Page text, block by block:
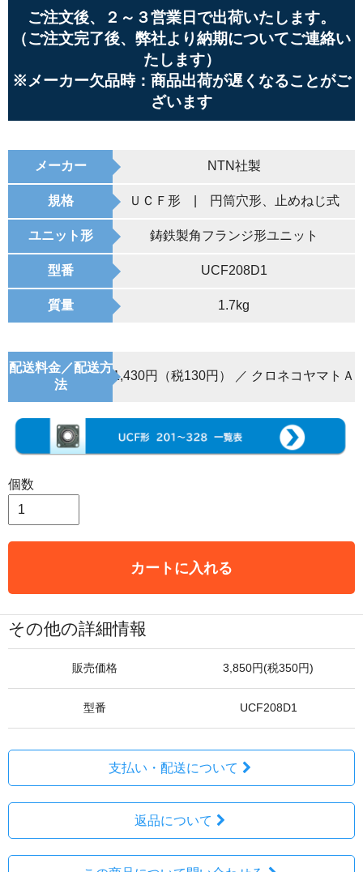
ご注文後、２～３営業日で出荷いたします。
（ご注文完了後、弊社より納期についてご連絡い
たします）
※メーカー欠品時：商品出荷が遅くなることがご
ざいます
メーカー NTN社製
規格 ＵＣＦ形 | 円筒穴形、止めねじ式
ユニット形 鋳鉄製角フランジ形ユニット
型番 UCF208D1
質量 1.7kg
配送料金／配送方
法
1,430円（税130円） ／ クロネコヤマトＡ
個数
カートに入れる
その他の詳細情報
販売価格 3,850円(税350円)
型番 UCF208D1
支払い・配送について
返品について